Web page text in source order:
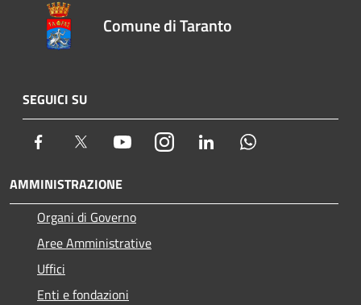
Comune di Taranto
SEGUICI SU
Facebook Twitter YoutubeInstagram LinkedIn
AMMINISTRAZIONE
Organi di Governo
Aree Amministrative
Uffici
Enti e fondazioni